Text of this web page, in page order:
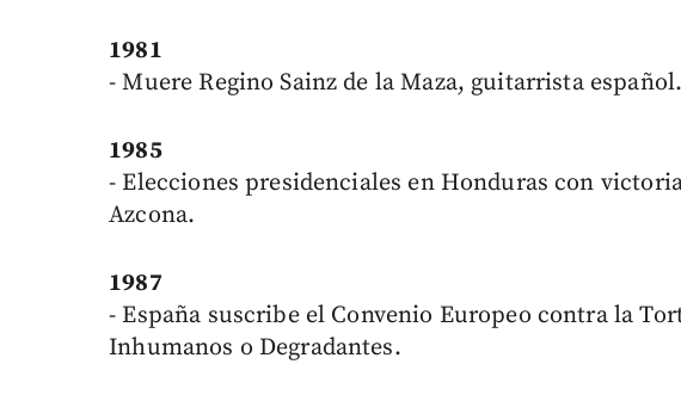
1981
- Muere Regino Sainz de la Maza, guitarrista español.
1985
- Elecciones presidenciales en Honduras con
Azcona.
1987
- España suscribe el Convenio Europeo contra la
Inhumanos o Degradantes.